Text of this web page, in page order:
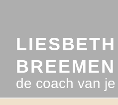
BREEMEN
de coach van